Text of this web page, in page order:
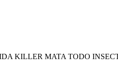
KILLER MATA TODO